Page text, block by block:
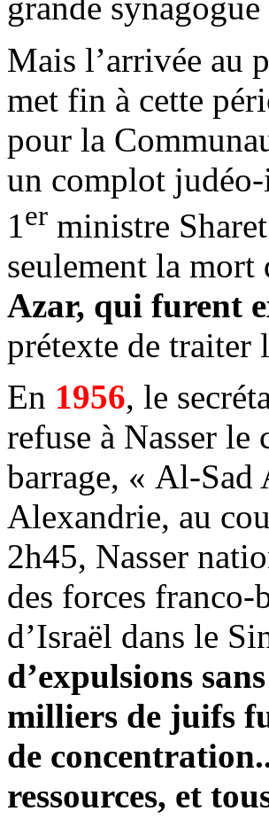
grande
Mais l’arrivée au
met fin à cette
pour la
un complot judéo-
1er ministre
seulement la mort
Azar, qui furent
prétexte de traiter
En 1956, le
refuse à Nasser
barrage, « Al-
Alexandrie, au
2h45, Nasser
des forces franco-
d’Israël dans le
d’expulsions
milliers de juifs
de
ressources, et